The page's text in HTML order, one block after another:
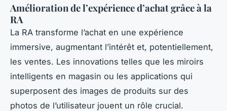
Amélioration de l’expérience d’achat grâce à la
RA
La RA transforme l’achat en une expérience
immersive, augmentant l’intérêt et, potentiellement,
les ventes. Les innovations telles que les miroirs
intelligents en magasin ou les applications qui
superposent des images de produits sur des
photos de l’utilisateur jouent un rôle crucial.